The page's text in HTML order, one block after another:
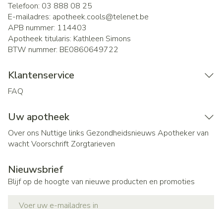
Telefoon: 03 888 08 25
E-mailadres: apotheek.cools@telenet.be
APB nummer: 114403
Apotheek titularis: Kathleen Simons
BTW nummer: BE0860649722
Klantenservice
FAQ
Uw apotheek
Over ons Nuttige links Gezondheidsnieuws Apotheker van
wachtVoorschrift Zorgtarieven
Nieuwsbrief
Blijf op de hoogte van nieuwe producten en promoties